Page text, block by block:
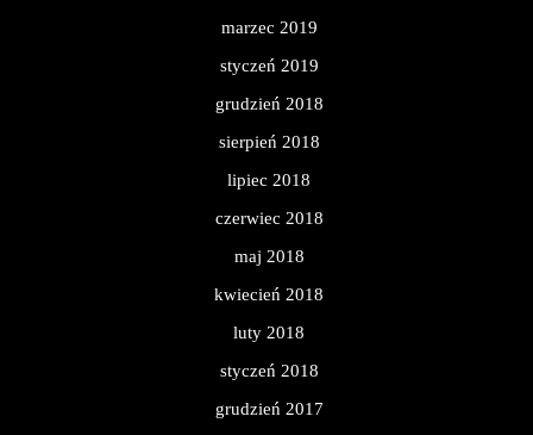
marzec 2019
styczeń 2019
grudzień 2018
sierpień 2018
lipiec 2018
czerwiec 2018
maj 2018
kwiecień 2018
luty 2018
styczeń 2018
grudzień 2017